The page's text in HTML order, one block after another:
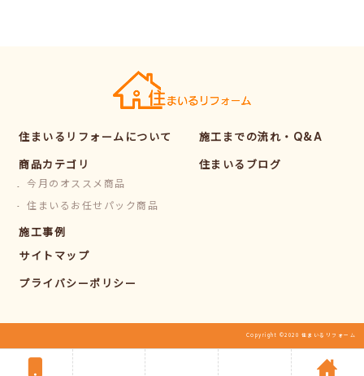
住まいるリフォームについて
商品カテゴリ
今月のオススメ商品
住まいるお任せパック商品
施工事例
施工までの流れ・Q&A
住まいるブログ
サイトマップ
プライバシーポリシー
Copyright ©2020 住まいるリフォーム